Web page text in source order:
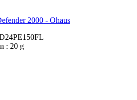
2000 - Ohaus
: 20 g